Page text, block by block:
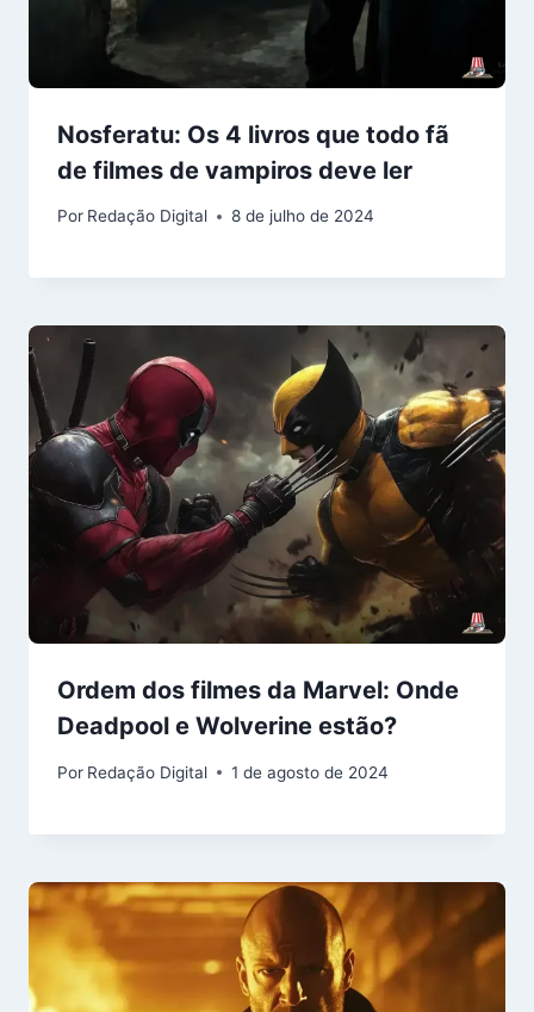
Nosferatu: Os 4 livros que todo fã
de filmes de vampiros deve ler
Por Redação Digital 8 de julho de 2024
Ordem dos filmes da Marvel: Onde
Deadpool e Wolverine estão?
Por Redação Digital 1 de agosto de 2024